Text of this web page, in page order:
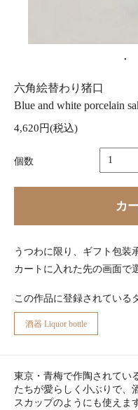
六角絵替わり猪口
Blue and white porcelain
4,620円(税込)
個数
カ
うつわに限り、ギフト包装
カートに入れた先の画面で
この作品に登録されている
酒器 Liquor bottle
東京・青梅で作陶されてい
たちが愛らしく小ぶりで、
スカップのようにも使えま